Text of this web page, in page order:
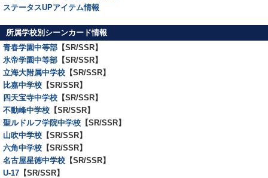
ステータスUPアイテム情報
所属学校別シーンカード情報
青春学園中等部 【SR/SSR】
氷帝学園中等部 【SR/SSR】
立海大附属中学校 【SR/SSR】
比嘉中学校 【SR/SSR】
四天宝寺中学校 【SR/SSR】
不動峰中学校 【SR/SSR】
聖ルドルフ学院中学校 【SR/SSR】
山吹中学校 【SR/SSR】
六角中学校 【SR/SSR】
名古屋星徳中学校 【SR/SSR】
U-17 【SR/SSR】